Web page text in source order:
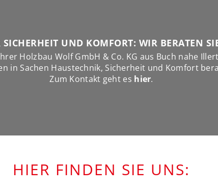
UND KOMFORT: WIR BERATEN
Holzbau Wolf GmbH & Co. KG aus Buch nahe
in Sachen Haustechnik, Sicherheit und Komfort
Zum Kontakt geht es hier.
HIER FINDEN SIE UNS: